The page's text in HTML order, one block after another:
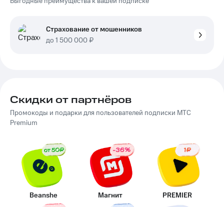
Страхование от мошенников
до 1 500 000 ₽
Скидки от партнёров
Промокоды и подарки для пользователей подписки МТС
Premium
Beanshe Магнит PREMIER